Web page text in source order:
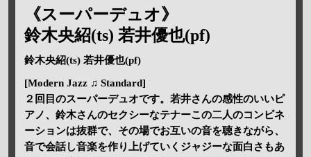
《スーパーデュオ》
鈴木央紹(ts) 若井優也(pf)
鈴木央紹(ts) 若井優也(pf)
[Modern Jazz ♫ Standard]
２回目のスーパーデュオです。若井さんの感性のいいピ
アノ、鈴木さんのセクシーなテナーこの二人のコンビネ
ーションは抜群で、その場でお互いの音を聴きながら、
音で会話し音楽を作り上げていくジャジーな面白さもあ